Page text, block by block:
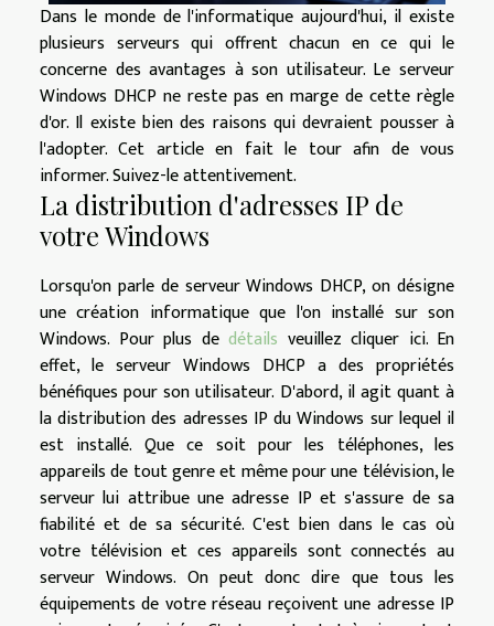
Dans le monde de l'informatique aujourd'hui, il existe
plusieurs serveurs qui offrent chacun en ce qui le
concerne des avantages à son utilisateur. Le serveur
Windows DHCP ne reste pas en marge de cette règle
d'or. Il existe bien des raisons qui devraient pousser à
l'adopter. Cet article en fait le tour afin de vous
informer. Suivez-le attentivement.
La distribution d'adresses IP de
votre Windows
Lorsqu'on parle de serveur Windows DHCP, on désigne
une création informatique que l'on installé sur son
Windows. Pour plus de détails veuillez cliquer ici. En
effet, le serveur Windows DHCP a des propriétés
bénéfiques pour son utilisateur. D'abord, il agit quant à
la distribution des adresses IP du Windows sur lequel il
est installé. Que ce soit pour les téléphones, les
appareils de tout genre et même pour une télévision, le
serveur lui attribue une adresse IP et s'assure de sa
fiabilité et de sa sécurité. C'est bien dans le cas où
votre télévision et ces appareils sont connectés au
serveur Windows. On peut donc dire que tous les
équipements de votre réseau reçoivent une adresse IP